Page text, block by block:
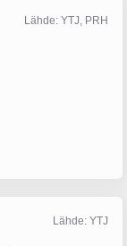
Lähde: YTJ, PRH
Lähde: YTJ